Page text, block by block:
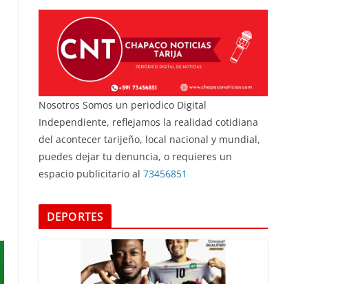
Nosotros Somos un periodico Digital
Independiente, reflejamos la realidad cotidiana
del acontecer tarijeño, local nacional y mundial,
puedes dejar tu denuncia, o requieres un
espacio publicitario al 73456851
DEPORTES